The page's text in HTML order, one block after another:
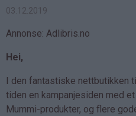
03.12.2019
Annonse: Adlibris.no
Hei,
I den fantastiske nettbutikken
tiden en kampanjesiden med
Mummi-produkter, og flere